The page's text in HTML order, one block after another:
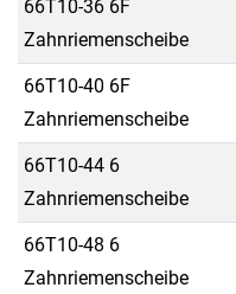
66T10-36 6F
Zahnriemenscheibe
66T10-40 6F
Zahnriemenscheibe
66T10-44 6
Zahnriemenscheibe
66T10-48 6
Zahnriemenscheibe